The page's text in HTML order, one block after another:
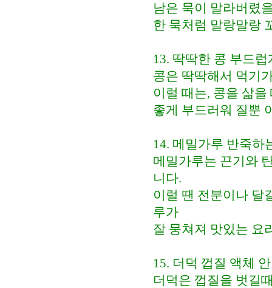
남은 묵이 말라버렸
한 묵처럼 말랑말랑
13. 딱딱한 콩 부드
콩은 딱딱해서 먹기
이럴 때는, 콩을 삶
좋게 부드러워 질뿐
14. 메밀가루 반죽하
메밀가루는 끈기와
니다.
이럴 땐 전분이나 달
루가
잘 뭉쳐져 맛있는 요
15. 더덕 껍질 액체
더덕은 껍질을 벗길